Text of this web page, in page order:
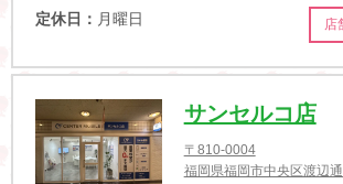
定休日： 月曜日 店
サンセルコ店
〒810-0004
福岡県福岡市中央区渡辺